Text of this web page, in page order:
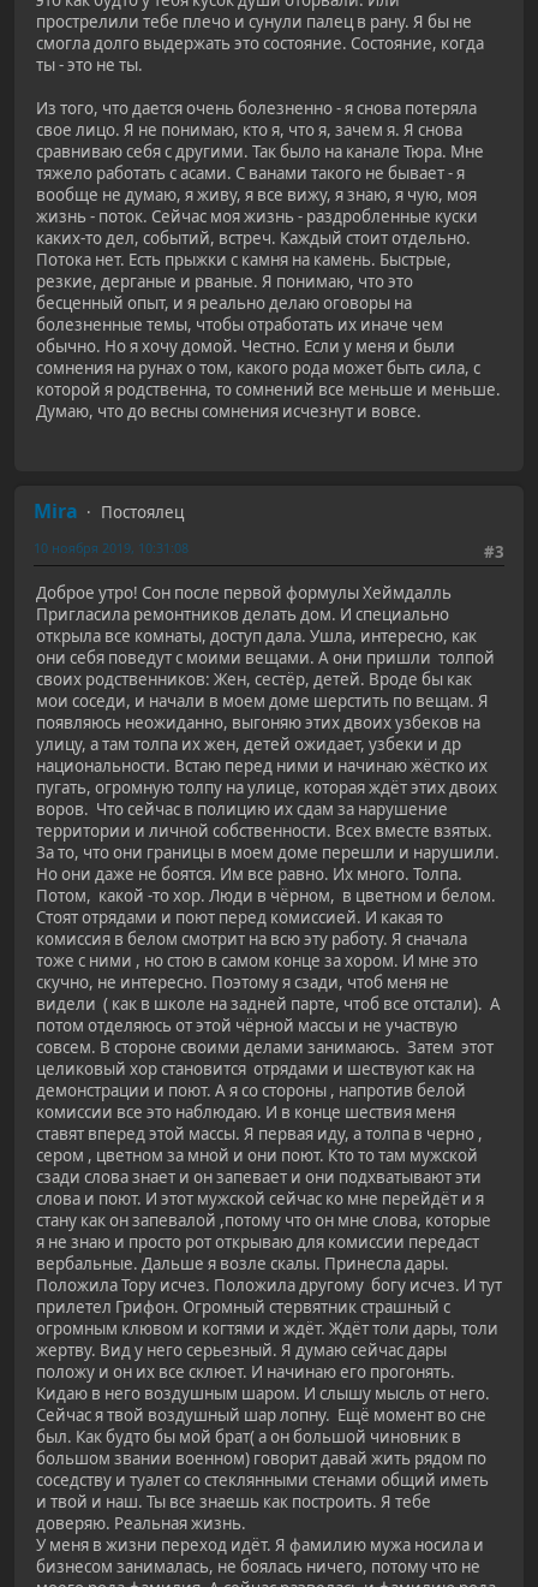
прострелили тебе плечо и сунули палец в рану. Я бы не
смогла долго выдержать это состояние. Состояние, когда
ты - это не ты.
Из того, что дается очень болезненно - я снова потеряла
свое лицо. Я не понимаю, кто я, что я, зачем я. Я снова
сравниваю себя с другими. Так было на канале Тюра. Мне
тяжело работать с асами. С ванами такого не бывает - я
вообще не думаю, я живу, я все вижу, я знаю, я чую, моя
жизнь - поток. Сейчас моя жизнь - раздробленные куски
каких-то дел, событий, встреч. Каждый стоит отдельно.
Потока нет. Есть прыжки с камня на камень. Быстрые,
резкие, дерганые и рваные. Я понимаю, что это
бесценный опыт, и я реально делаю оговоры на
болезненные темы, чтобы отработать их иначе чем
обычно. Но я хочу домой. Честно. Если у меня и были
сомнения на рунах о том, какого рода может быть сила, с
которой я родственна, то сомнений все меньше и меньше.
Думаю, что до весны сомнения исчезнут и вовсе.
Mira
Постоялец
#3
10 ноября 2019, 10:31:08
Доброе утро! Сон после первой формулы Хеймдалль
Пригласила ремонтников делать дом. И специально
открыла все комнаты, доступ дала. Ушла, интересно, как
они себя поведут с моими вещами. А они пришли толпой
своих родственников: Жен, сестёр, детей. Вроде бы как
мои соседи, и начали в моем доме шерстить по вещам. Я
появляюсь неожиданно, выгоняю этих двоих узбеков на
улицу, а там толпа их жен, детей ожидает, узбеки и др
национальности. Встаю перед ними и начинаю жёстко их
пугать, огромную толпу на улице, которая ждёт этих двоих
воров. Что сейчас в полицию их сдам за нарушение
территории и личной собственности. Всех вместе взятых.
За то, что они границы в моем доме перешли и нарушили.
Но они даже не боятся. Им все равно. Их много. Толпа.
Потом, какой -то хор. Люди в чёрном, в цветном и белом.
Стоят отрядами и поют перед комиссией. И какая то
комиссия в белом смотрит на всю эту работу. Я сначала
тоже с ними , но стою в самом конце за хором. И мне это
скучно, не интересно. Поэтому я сзади, чтоб меня не
видели ( как в школе на задней парте, чтоб все отстали). А
потом отделяюсь от этой чёрной массы и не участвую
совсем. В стороне своими делами занимаюсь. Затем этот
целиковый хор становится отрядами и шествуют как на
демонстрации и поют. А я со стороны , напротив белой
комиссии все это наблюдаю. И в конце шествия меня
ставят вперед этой массы. Я первая иду, а толпа в черно ,
сером , цветном за мной и они поют. Кто то там мужской
сзади слова знает и он запевает и они подхватывают эти
слова и поют. И этот мужской сейчас ко мне перейдёт и я
стану как он запевалой ,потому что он мне слова, которые
я не знаю и просто рот открываю для комиссии передаст
вербальные. Дальше я возле скалы. Принесла дары.
Положила Тору исчез. Положила другому богу исчез. И тут
прилетел Грифон. Огромный стервятник страшный с
огромным клювом и когтями и ждёт. Ждёт толи дары, толи
жертву. Вид у него серьезный. Я думаю сейчас дары
положу и он их все склюет. И начинаю его прогонять.
Кидаю в него воздушным шаром. И слышу мысль от него.
Сейчас я твой воздушный шар лопну. Ещё момент во сне
был. Как будто бы мой брат( а он большой чиновник в
большом звании военном) говорит давай жить рядом по
соседству и туалет со стеклянными стенами общий иметь
и твой и наш. Ты все знаешь как построить. Я тебе
доверяю. Реальная жизнь.
У меня в жизни переход идёт. Я фамилию мужа носила и
бизнесом занималась, не боялась ничего, потому что не